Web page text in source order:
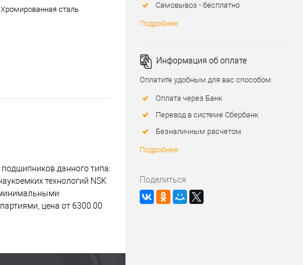
Хромированная сталь
данного типа:
технологий NSK
минимальными
цена от 6300.00
Самовывоз - бесплатно
Подробнее
Информация об оплате
Оплатите удобным для вас способом:
Оплата через Банк
Перевод в системе Сбербанк
Безналичным расчетом
Подробнее
Поделиться